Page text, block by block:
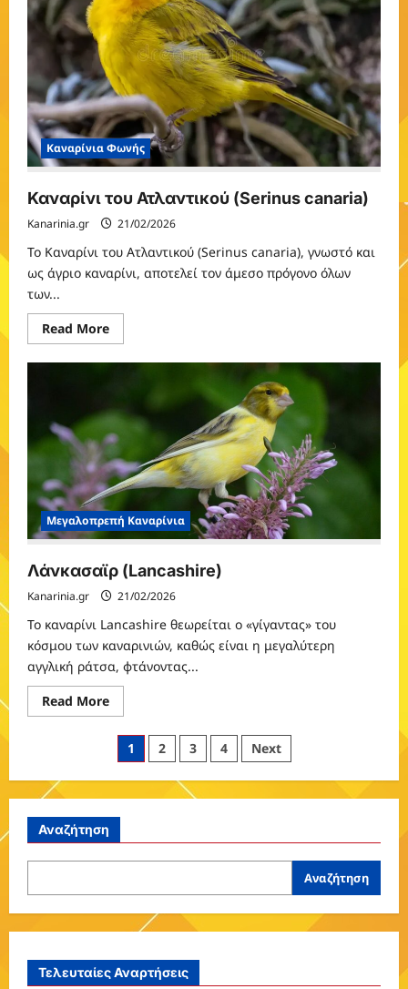
Καναρίνια Φωνής
Καναρίνι του Ατλαντικού (Serinus canaria)
Kanarinia.gr 21/02/2026
Το Καναρίνι του Ατλαντικού (Serinus canaria), γνωστό και
ως άγριο καναρίνι, αποτελεί τον άμεσο πρόγονο όλων
των...
Read MoreRead
more
Καναρίνι
(Serinus
canaria)
Μεγαλοπρεπή Καναρίνια
Λάνκασαϊρ (Lancashire)
Kanarinia.gr 21/02/2026
Το καναρίνι Lancashire θεωρείται ο «γίγαντας» του
κόσμου των καναρινιών, καθώς είναι η μεγαλύτερη
αγγλική ράτσα, φτάνοντας...
Read MoreRead
more
Λάνκασαϊρ
(Lancashire)
Σελιδοποίηση
άρθρων
1 2 3 4 Next
Αναζήτηση
Αναζήτηση
Τελευταίες Αναρτήσεις